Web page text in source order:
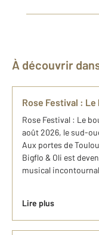
À découvrir
Rose Festival :
Rose Festival : Le
août 2026, le sud-
Aux portes de
Bigflo & Oli est
musical
Lire plus